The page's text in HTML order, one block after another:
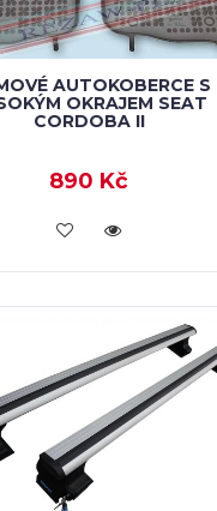
AUTOKOBERCE S
OKRAJEM SEAT
CORDOBA II
890 Kč
VLOŽIT DO KOŠÍKU